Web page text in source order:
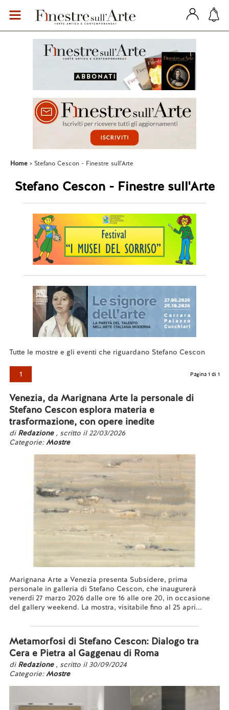
Home Stefano Cescon - Finestre sull'Arte
Stefano Cescon - Finestre sull'Arte
Tutte le mostre e gli eventi che riguardano Stefano Cescon
1 Pagina 1 di 1
Venezia, da Marignana Arte la personale di
Stefano Cescon esplora materia e
trasformazione, con opere inedite
di Redazione , scritto il 22/03/2026
Categorie:Mostre
Marignana Arte a Venezia presenta Subsidere, prima
personale in galleria di Stefano Cescon, che inaugurerà
venerdì 27 marzo 2026 dalle ore 16 alle ore 20, in occasione
del gallery weekend. La mostra, visitabile fino al 25 apri...
Metamorfosi di Stefano Cescon: Dialogo tra
Cera e Pietra al Gaggenau di Roma
di Redazione , scritto il 30/09/2024
Categorie:Mostre